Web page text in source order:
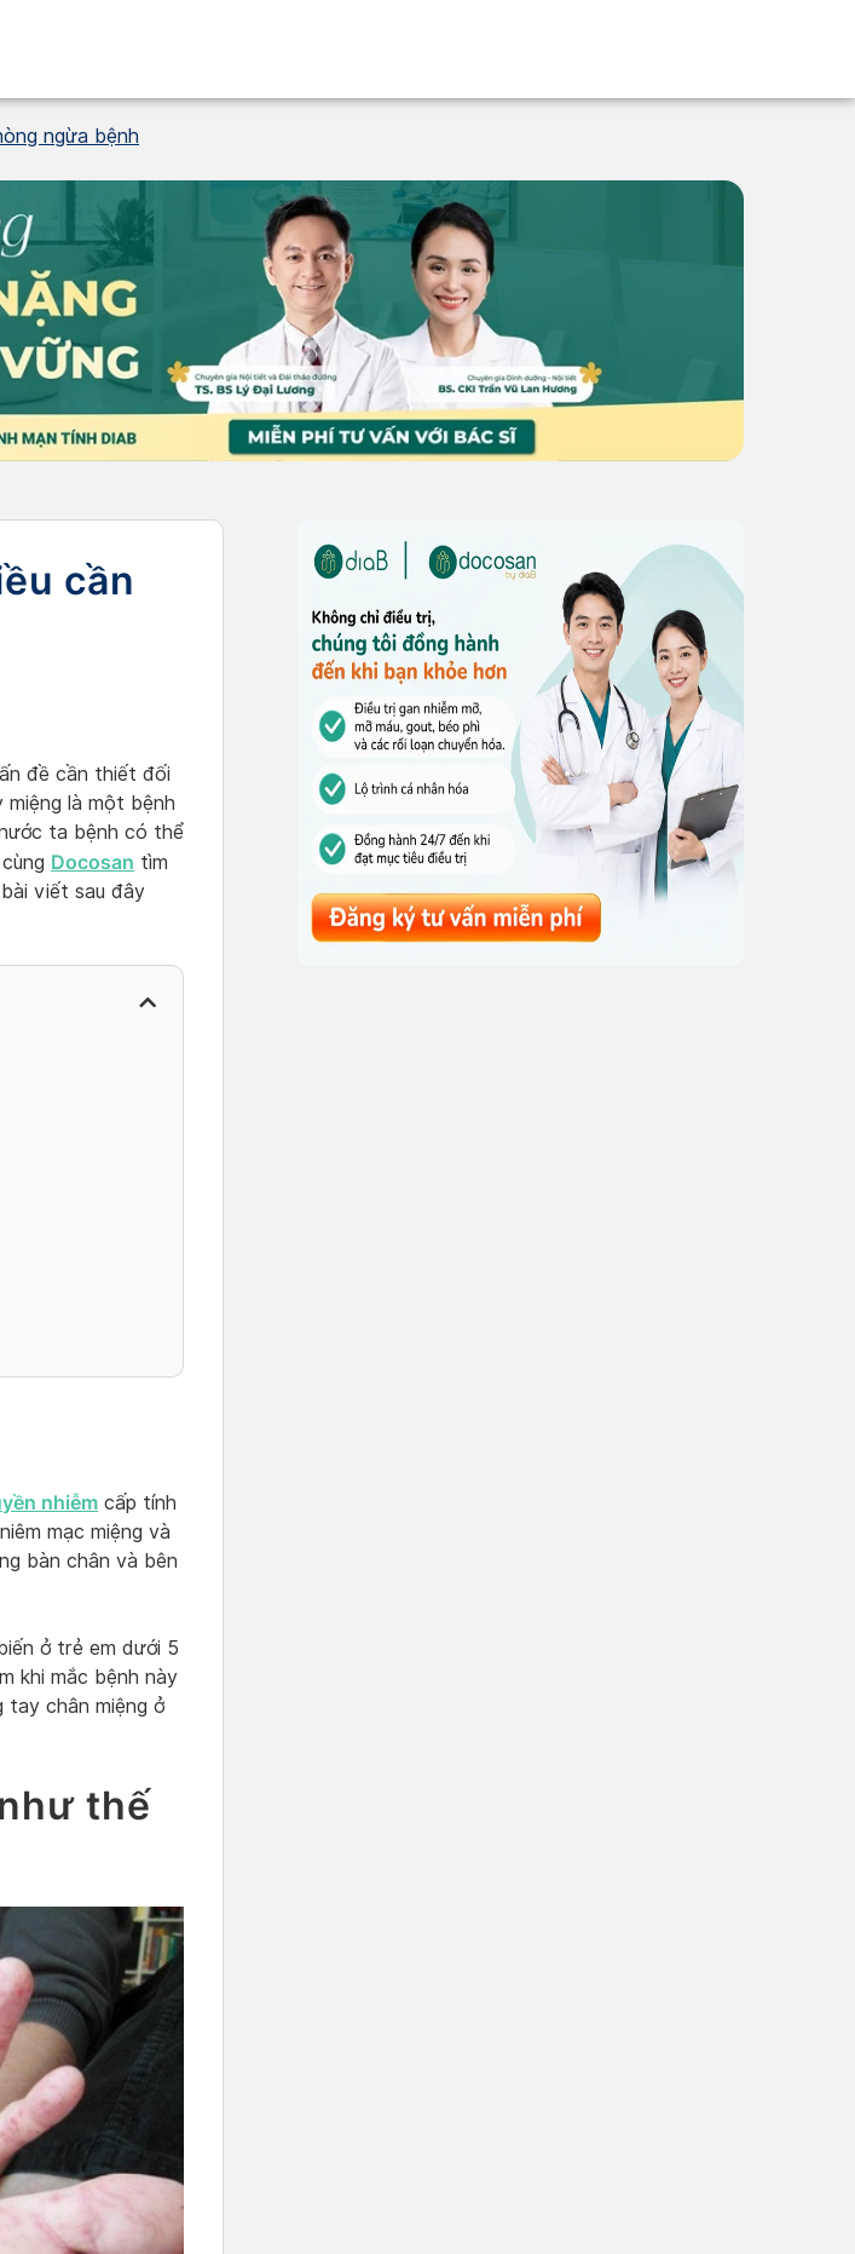
ngừa bệnh
cần
đề cần thiết đối
là một bệnh
ta bệnh có thể
Docosan tìm
viết sau đây
nhiễm cấp tính
mạc miệng và
bàn chân và bên
ở trẻ em dưới 5
khi mắc bệnh này
chân miệng ở
thế